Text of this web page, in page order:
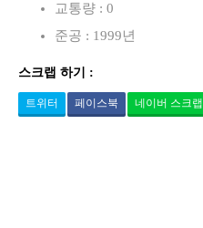
교통량 : 0
준공 : 1999년
스크랩 하기 :
트위터 페이스북 네이버 스크랩